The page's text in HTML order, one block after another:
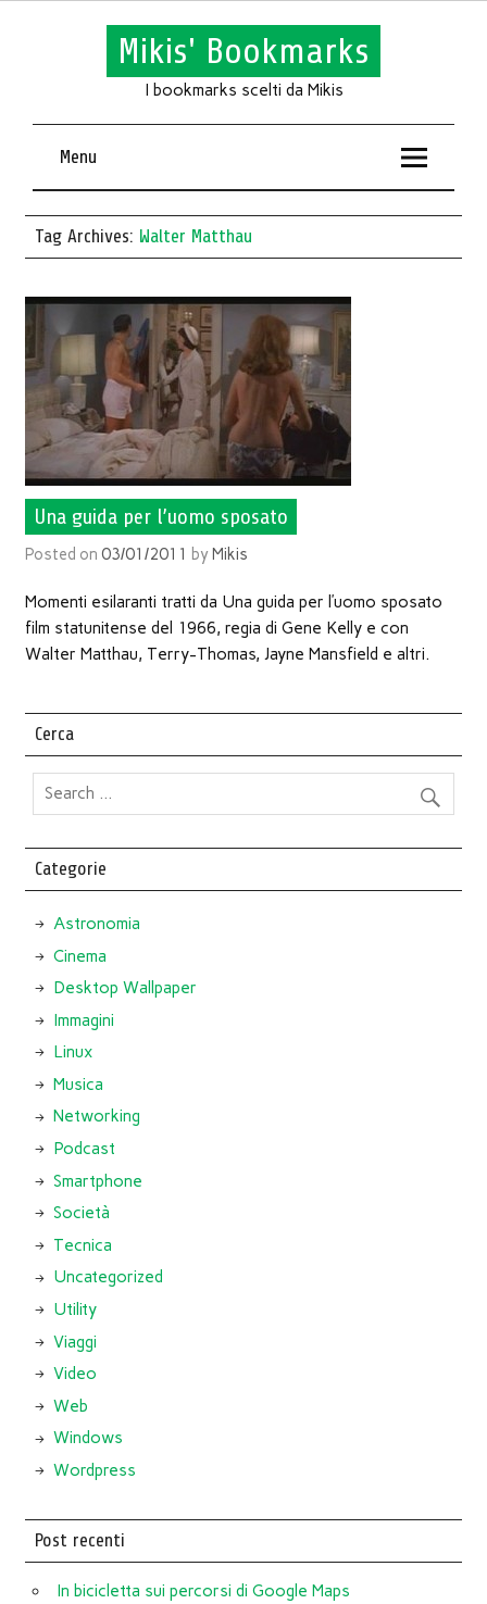
Mikis' Bookmarks
I bookmarks scelti da Mikis
Menu
Tag Archives: Walter Matthau
Una guida per l’uomo sposato
Posted on 03/01/2011 byMikis
Momenti esilaranti tratti da Una guida per l’uomo sposato
film statunitense del 1966, regia di Gene Kelly e con
Walter Matthau, Terry-Thomas, Jayne Mansfield e altri.
Cerca
Categorie
Astronomia
Cinema
Desktop Wallpaper
Immagini
Linux
Musica
Networking
Podcast
Smartphone
Società
Tecnica
Uncategorized
Utility
Viaggi
Video
Web
Windows
Wordpress
Post recenti
In bicicletta sui percorsi di Google Maps